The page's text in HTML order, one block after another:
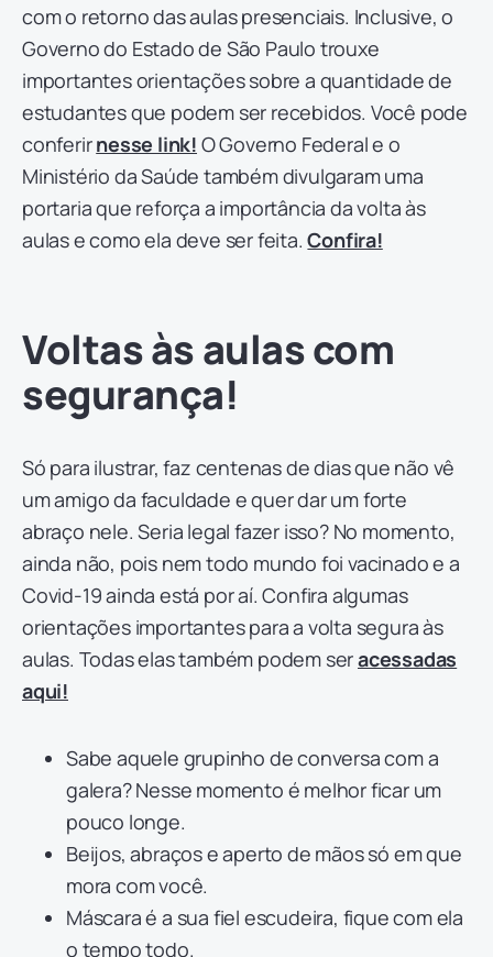
com o retorno das aulas presenciais. Inclusive, o
Governo do Estado de São Paulo trouxe
importantes orientações sobre a quantidade de
estudantes que podem ser recebidos. Você pode
conferirnesse link! O Governo Federal e o
Ministério da Saúde também divulgaram uma
portaria que reforça a importância da volta às
aulas e como ela deve ser feita.Confira!
Voltas às aulas com
segurança!
Só para ilustrar, faz centenas de dias que não vê
um amigo da faculdade e quer dar um forte
abraço nele. Seria legal fazer isso? No momento,
ainda não, pois nem todo mundo foi vacinado e a
Covid-19 ainda está por aí. Confira algumas
orientações importantes para a volta segura às
aulas. Todas elas também podem seracessadas
aqui!
Sabe aquele grupinho de conversa com a
galera? Nesse momento é melhor ficar um
pouco longe.
Beijos, abraços e aperto de mãos só em que
mora com você.
Máscara é a sua fiel escudeira, fique com ela
o tempo todo.